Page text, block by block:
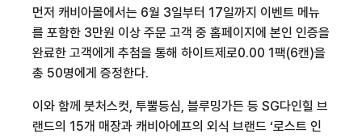
먼저 캐비아몰에서는 6월 3일부터 17일까지 이벤트 메뉴
를 포함한 3만원 이상 주문 고객 중 홈페이지에 본인 인증을
완료한 고객에게 추첨을 통해 하이트제로0.00 1팩(6캔)을
총 50명에게 증정한다.
이와 함께 붓처스컷, 투뿔등심, 블루밍가든 등 SG다인힐 브
랜드의 15개 매장과 캐비아에프의 외식 브랜드 ‘로스트 인